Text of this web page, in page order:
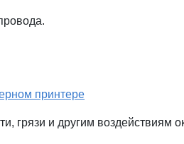
принтере
грязи и другим воздействиям